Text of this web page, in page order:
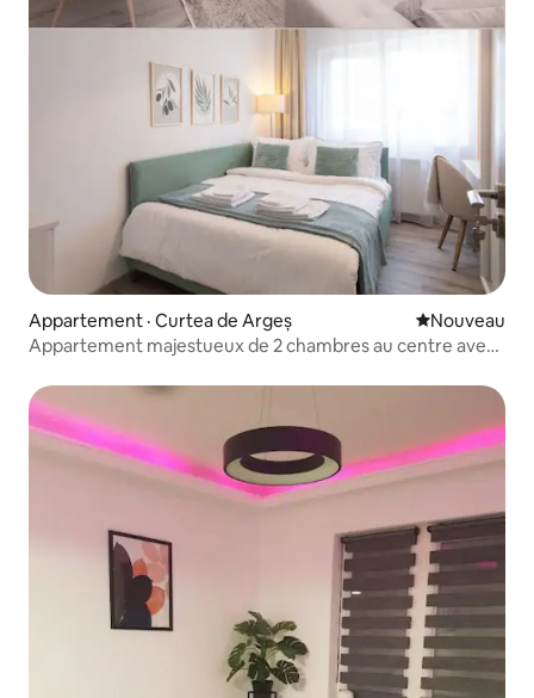
Appartement · Curtea de Argeș Nouvel
Nouveau
Appartement majestueux de 2 chambres au centre avec